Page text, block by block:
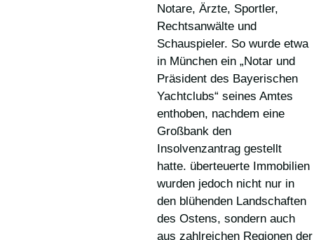
Notare, Ärzte, Sportler,
Rechtsanwälte und
Schauspieler. So wurde etwa
in München ein „Notar und
Präsident des Bayerischen
Yachtclubs“ seines Amtes
enthoben, nachdem eine
Großbank den
Insolvenzantrag gestellt
hatte. überteuerte Immobilien
wurden jedoch nicht nur in
den blühenden Landschaften
des Ostens, sondern auch
aus zahlreichen Regionen der